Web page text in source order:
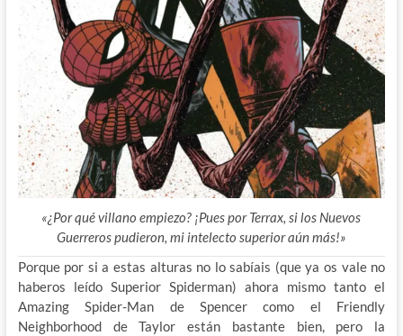
«¿Por qué villano empiezo? ¡Pues por Terrax, si los Nuevos
Guerreros pudieron, mi intelecto superior aún más!»
Porque por si a estas alturas no lo sabíais (que ya os vale no
haberos leído Superior Spiderman) ahora mismo tanto el
Amazing Spider-Man de Spencer como el Friendly
Neighborhood de Taylor están bastante bien, pero la